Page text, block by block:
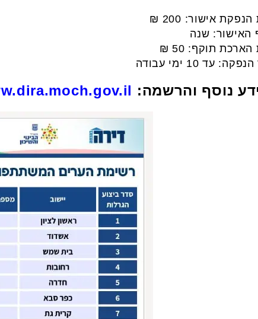
אישור: 200 ₪
האישור: שנה
תוקף: 50 ₪
עד 10 ימי עבודה
נוסף והרשמה: